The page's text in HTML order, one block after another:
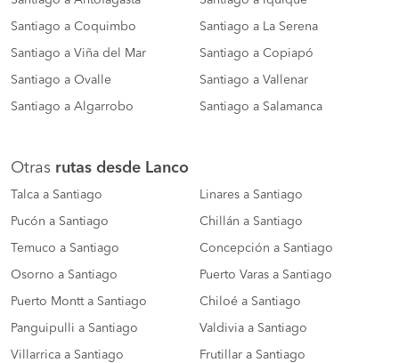
Santiago a Coquimbo Santiago a La Serena
Santiago a Viña del Mar Santiago a Copiapó
Santiago a Ovalle Santiago a Vallenar
Santiago a Algarrobo Santiago a Salamanca
Otras rutas desde Lanco
Talca a Santiago Linares a Santiago
Pucón a Santiago Chillán a Santiago
Temuco a Santiago Concepción a Santiago
Osorno a Santiago Puerto Varas a Santiago
Puerto Montt a Santiago Chiloé a Santiago
Panguipulli a Santiago Valdivia a Santiago
Villarrica a Santiago Frutillar a Santiago